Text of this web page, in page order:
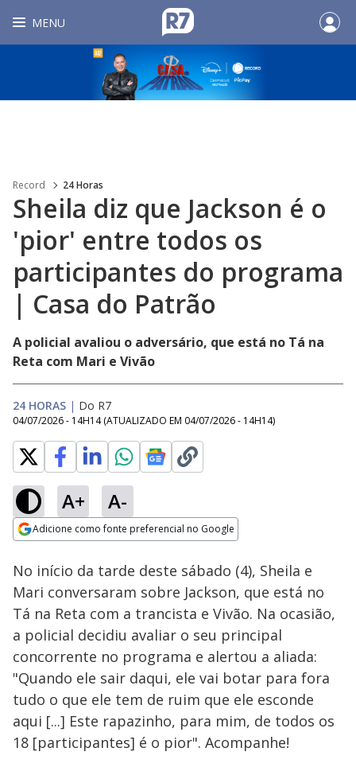
MENU
Record 24 Horas
Sheila diz que Jackson é o
'pior' entre todos os
participantes do programa
| Casa do Patrão
A policial avaliou o adversário, que está no Tá na
Reta com Mari e Vivão
24 HORAS | Do R7
04/07/2026 - 14H14 (ATUALIZADO EM 04/07/2026 - 14H14)
A+ A-
Adicione como fonte preferencial no Google
Ativar
Loaded
31.87%
No início da tarde deste sábado (4), Sheila e
Mari conversaram sobre Jackson, que está no
Tá na Reta com a trancista e Vivão. Na ocasião,
a policial decidiu avaliar o seu principal
concorrente no programa e alertou a aliada:
"Quando ele sair daqui, ele vai botar para fora
tudo o que ele tem de ruim que ele esconde
aqui [...] Este rapazinho, para mim, de todos os
18 [participantes] é o pior". Acompanhe!